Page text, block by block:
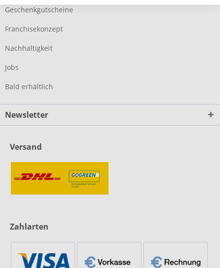
Geschenkgutscheine
Franchisekonzept
Nachhaltigkeit
Jobs
Bald erhältlich
Newsletter
Versand
Zahlarten